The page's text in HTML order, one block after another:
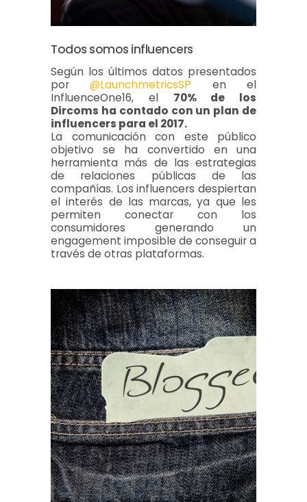
Todos somos influencers
Según los últimos datos presentados
por@LaunchmetricsSP en el
InfluenceOne16, el 70% de los
Dircoms ha contado con un plan de
influencers para el 2017.
La comunicación con este público
objetivo se ha convertido en una
herramienta más de las estrategias
de relaciones públicas de las
compañías. Los influencers despiertan
el interés de las marcas, ya que les
permiten conectar con los
consumidores generando un
engagement imposible de conseguir a
través de otras plataformas.